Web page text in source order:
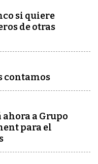
si quiere
de otras
contamos
a Grupo
para el